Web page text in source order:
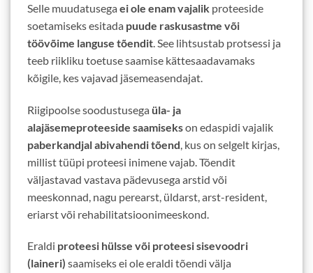
Selle muudatusega ei ole enam vajalik proteeside
soetamiseks esitada puude raskusastme või
töövõime languse tõendit . See lihtsustab protsessi ja
teeb riikliku toetuse saamise kättesaadavamaks
kõigile, kes vajavad jäsemeasendajat.
Riigipoolse soodustusega üla- ja
alajäsemeproteeside saamisekson edaspidi vajalik
paberkandjal abivahendi tõend , kus on selgelt kirjas,
millist tüüpi proteesi inimene vajab. Tõendit
väljastavad vastava pädevusega arstid või
meeskonnad, nagu perearst, üldarst, arst-resident,
eriarst või rehabilitatsioonimeeskond.
Eraldi proteesi hülsse või proteesi sisevoodri
(laineri) saamiseks ei ole eraldi tõendi välja